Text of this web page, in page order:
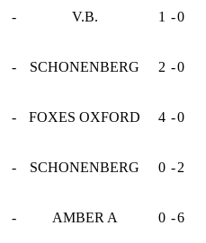
- V.B. 1 -0
- SCHONENBERG 2 -0
- FOXES OXFORD 4 -0
- SCHONENBERG 0 -2
- AMBER A 0 -6